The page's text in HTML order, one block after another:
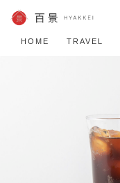
HOME TRAVEL